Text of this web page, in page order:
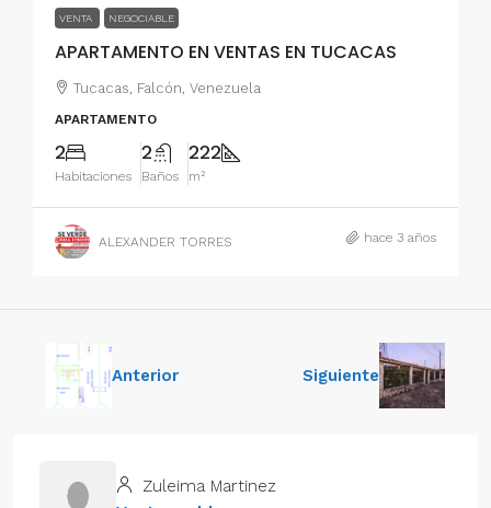
VENTA NEGOCIABLE
APARTAMENTO EN VENTAS EN TUCACAS
Tucacas, Falcón, Venezuela
APARTAMENTO
2
Habitaciones
2
Baños
222
m²
ALEXANDER TORRES hace 3 años
Anterior Siguiente
Zuleima Martinez